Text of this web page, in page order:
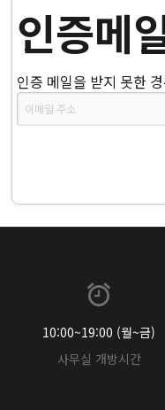
인증메
인증 메일을 받지 못한
10:00~19:00 (월~금)
사무실 개방시간